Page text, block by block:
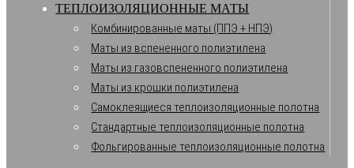
ТЕПЛОИЗОЛЯЦИОННЫЕ МАТЫ
Комбинированные маты (ППЭ + НПЭ)
Маты из вспененного полиэтилена
Маты из газовспененного полиэтилена
Маты из крошки полиэтилена
Самоклеящиеся теплоизоляционные полотна
Стандартные теплоизоляционные полотна
Фольгированные теплоизоляционные полотна